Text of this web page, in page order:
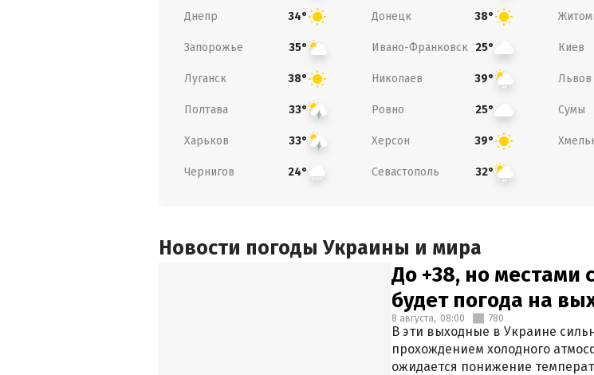
Днепр 34° Донецк 38°
Запорожье 35° Ивано-Франковск 25° Киев
Луганск 38° Николаев 39° Львов
Полтава 33° Ровно 25° Сумы
Харьков 33° Херсон 39°
Чернигов 24° Севастополь 32°
Новости погоды Украины и мира
До +38, но местами
будет погода на
8 августа, 08:00 780
В эти выходные в Украине
прохождением холодного
ожидается понижение